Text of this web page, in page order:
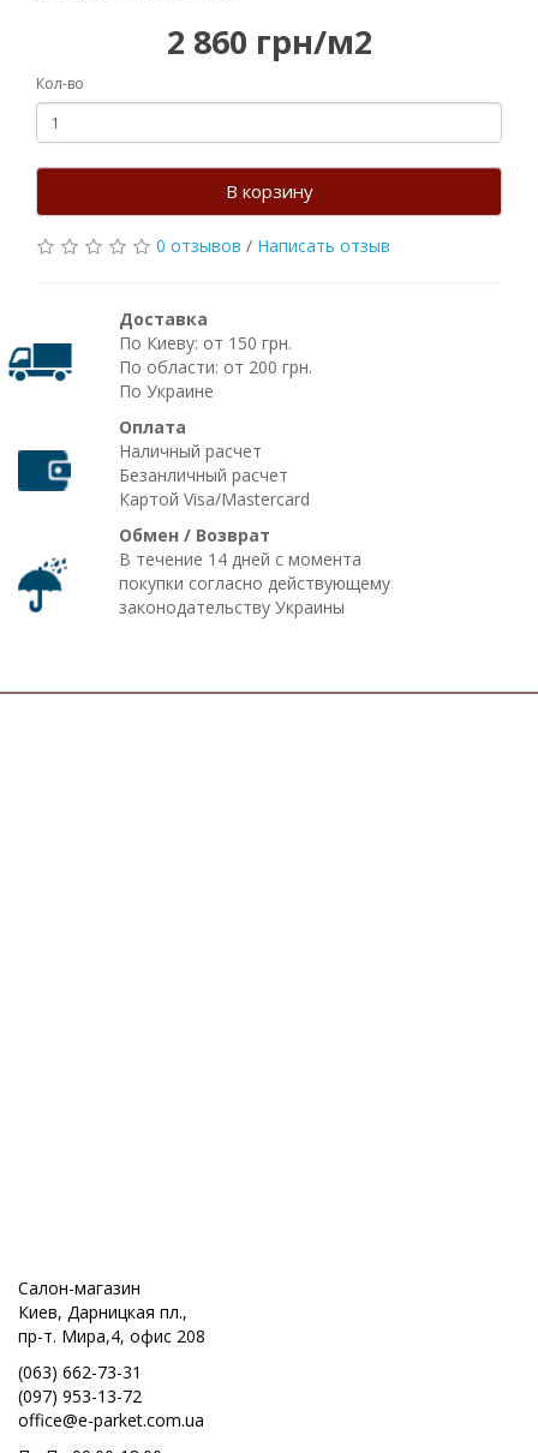
2 860 грн/м2
Кол-во
В корзину
0 отзывов / Написать отзыв
Доставка
По Киеву: от 150 грн.
По области: от 200 грн.
По Украине
Оплата
Наличный расчет
Безанличный расчет
Картой Visa/Mastercard
Обмен / Возврат
В течение 14 дней с момента
покупки согласно действующему
законодательству Украины
Салон-магазин
Киев, Дарницкая пл.,
пр-т. Мира,4, офис 208
(063) 662-73-31
(097) 953-13-72
office@e-parket.com.ua